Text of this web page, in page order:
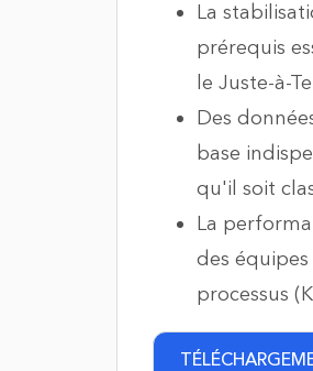
La
prérequis
le Juste-à-
Des
base
qu'il soit
La
des
processus